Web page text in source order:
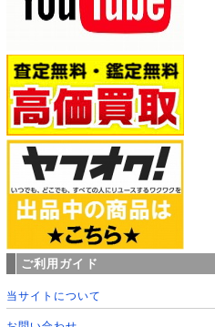
ご利用ガイド
当サイトについて